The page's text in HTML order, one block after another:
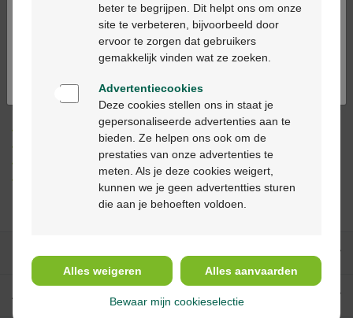
+ Ajouter au panier
Quantité max. = 6
Les jours ouvrables commandé avant 12h, livré
dans les 2 jours ouvrables suivant
gratuite
dans votre pharmacie Multipharma
Livraison à domicile
gratuite
à partir de 55 €
sécurisé
Service clientèle
par chat ou formulaire de contact
Nos services
A propos de Multipharma
Ga verder in het nederlands
Continuez en français
beter te begrijpen. Dit helpt ons om onze
site te verbeteren, bijvoorbeeld door
ervoor te zorgen dat gebruikers
gemakkelijk vinden wat ze zoeken.
Advertentiecookies
Deze cookies stellen ons in staat je
gepersonaliseerde advertenties aan te
bieden. Ze helpen ons ook om de
prestaties van onze advertenties te
meten. Als je deze cookies weigert,
kunnen we je geen advertentties sturen
die aan je behoeften voldoen.
Alles weigeren Alles aanvaarden
Bewaar mijn cookieselectie